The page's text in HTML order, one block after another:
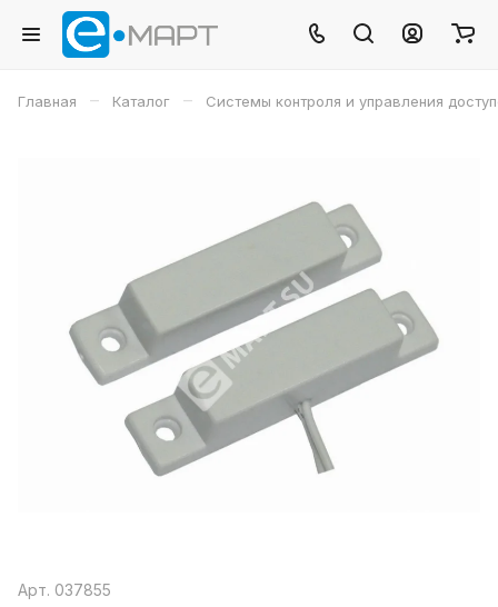
Главная – Каталог – Системы контроля и управления
Арт. 037855